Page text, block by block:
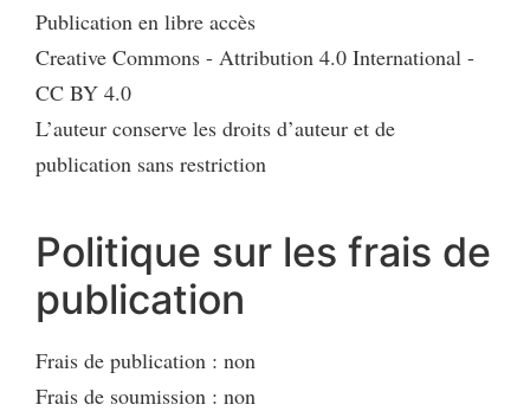
Publication en libre accès
Creative Commons - Attribution 4.0 International -
CC BY 4.0
L’auteur conserve les droits d’auteur et de
publication sans restriction
Politique sur les frais de
publication
Frais de publication : non
Frais de soumission : non